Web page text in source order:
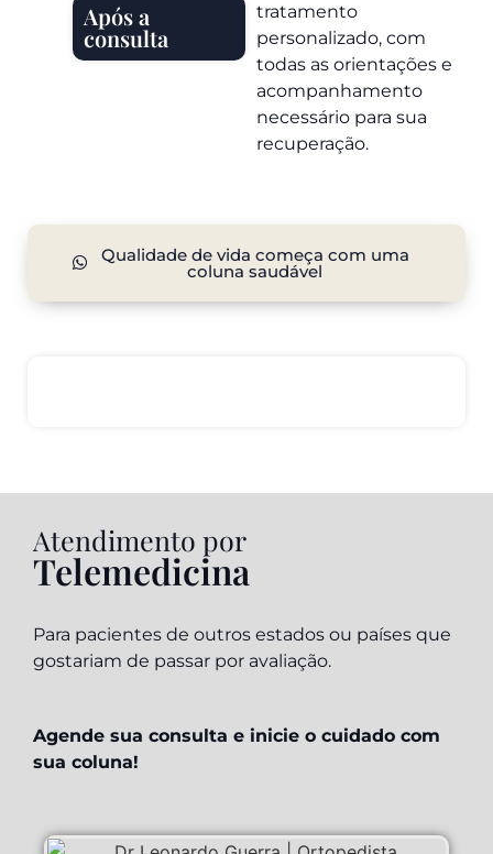
Após a
consulta
tratamento
personalizado, com
todas as orientações e
acompanhamento
necessário para sua
recuperação.
Qualidade de vida começa com uma
coluna saudável
Atendimento por
Telemedicina
Para pacientes de outros estados ou países que
gostariam de passar por avaliação.
Agende sua consulta e inicie o cuidado com
sua coluna!